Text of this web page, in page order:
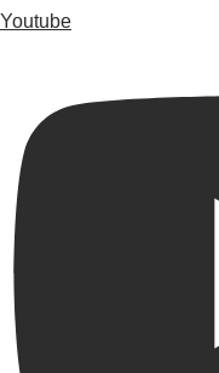
Youtube